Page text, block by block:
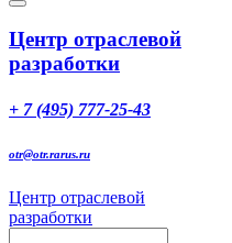
Toggle
Центр отраслевой
разработки
+ 7 (495) 777-25-43
otr@otr.rarus.ru
Центр отраслевой
разработки